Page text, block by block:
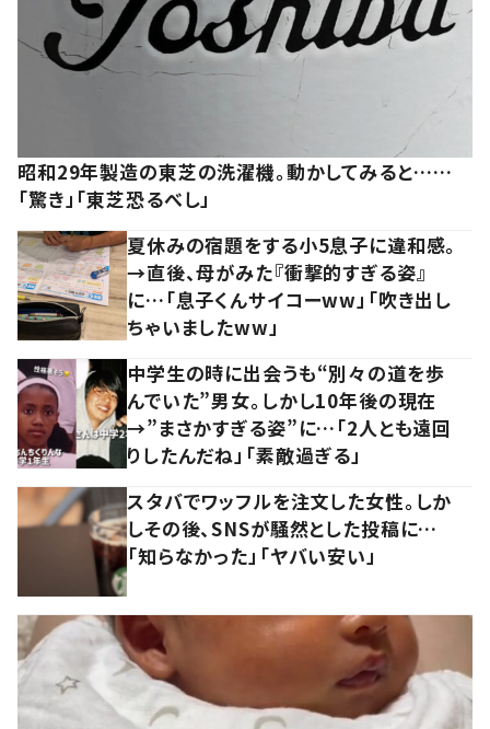
昭和29年製造の東芝の洗濯機。動かしてみると……
「驚き」「東芝恐るべし」
夏休みの宿題をする小5息子に違和感。
→直後、母がみた『衝撃的すぎる姿』
に…「息子くんサイコーww」「吹き出し
ちゃいましたww」
中学生の時に出会うも“別々の道を歩
んでいた”男女。しかし10年後の現在
→”まさかすぎる姿”に…「2人とも遠回
りしたんだね」「素敵過ぎる」
スタバでワッフルを注文した女性。しか
しその後、SNSが騒然とした投稿に…
「知らなかった」「ヤバい安い」